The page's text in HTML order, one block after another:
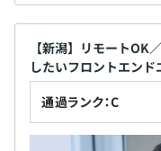
【新潟】リモートOK
したいフロントエン
通過ランク：C